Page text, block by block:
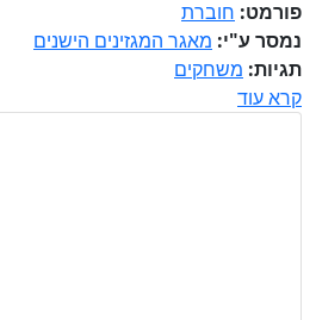
פורמט: חוברת
נמסר ע"י: מאגר המגזינים הישנים
תגיות: משחקים
קרא עוד